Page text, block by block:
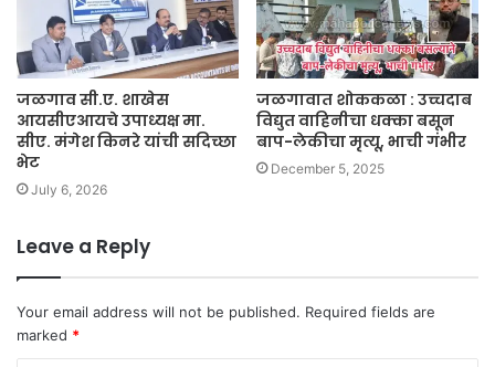
जळगाव सी.ए. शाखेस
आयसीएआयचे उपाध्यक्ष मा.
सीए. मंगेश किनरे यांची सदिच्छा
भेट
July 6, 2026
जळगावात शोककळा : उच्चदाब
विद्युत वाहिनीचा धक्का बसून
बाप-लेकीचा मृत्यू, भाची गंभीर
December 5, 2025
Leave a Reply
Your email address will not be published. Required fields are
marked *